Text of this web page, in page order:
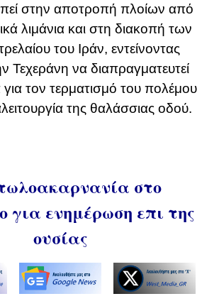
στην αποτροπή πλοίων από
λιμάνια και στη διακοπή των
του Ιράν, εντείνοντας
Τεχεράνη να διαπραγματευτεί
τον τερματισμό του πολέμου
της θαλάσσιας οδού.
στο
για ενημέρωση επι της
ουσίας